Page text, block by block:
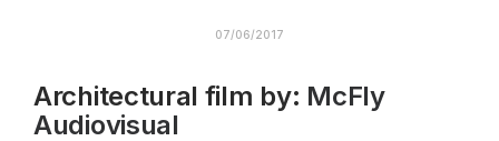
07/06/2017
Architectural film by: McFly
Audiovisual